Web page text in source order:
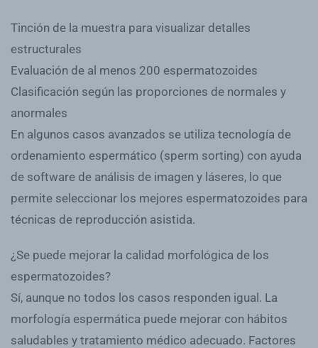
Tinción de la muestra para visualizar detalles
estructurales
Evaluación de al menos 200 espermatozoides
Clasificación según las proporciones de normales y
anormales
En algunos casos avanzados se utiliza tecnología de
ordenamiento espermático (sperm sorting) con ayuda
de software de análisis de imagen y láseres, lo que
permite seleccionar los mejores espermatozoides para
técnicas de reproducción asistida.
¿Se puede mejorar la calidad morfológica de los
espermatozoides?
Sí, aunque no todos los casos responden igual. La
morfología espermática puede mejorar con hábitos
saludables y tratamiento médico adecuado. Factores